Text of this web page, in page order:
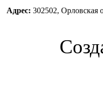
Адрес: 302502,